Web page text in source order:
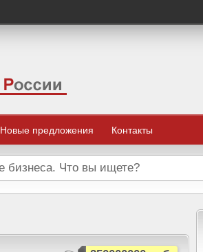
Новые предложения Контакты